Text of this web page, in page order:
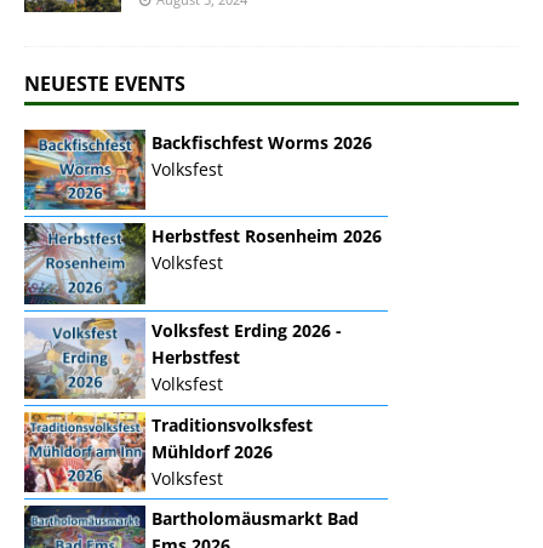
NEUESTE EVENTS
Backfischfest Worms 2026
Volksfest
Herbstfest Rosenheim 2026
Volksfest
Volksfest Erding 2026 -
Herbstfest
Volksfest
Traditionsvolksfest
Mühldorf 2026
Volksfest
Bartholomäusmarkt Bad